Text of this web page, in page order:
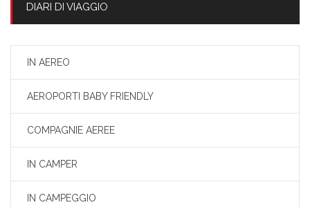
DIARI DI VIAGGIO
IN AEREO
AEROPORTI BABY FRIENDLY
COMPAGNIE AEREE
IN CAMPER
IN CAMPEGGIO